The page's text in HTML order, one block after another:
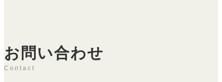
お問い合わせ
Contact